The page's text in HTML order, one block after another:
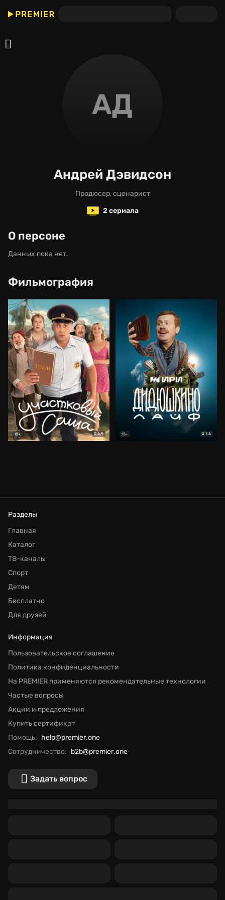
АД
Андрей Дэвидсон
продюсер, сценарист
2 сериала
О персоне
Данных пока нет.
Фильмография
18+ 6.9 18+ 7.6
Разделы
Главная
Каталог
ТВ-каналы
Спорт
Детям
Бесплатно
Для друзей
Информация
Пользовательское соглашение
Политика конфиденциальности
На PREMIER применяются рекомендательные технологии
Частые вопросы
Акции и предложения
Купить сертификат
Помощь: help@premier.one
Сотрудничество: b2b@premier.one
Задать вопрос